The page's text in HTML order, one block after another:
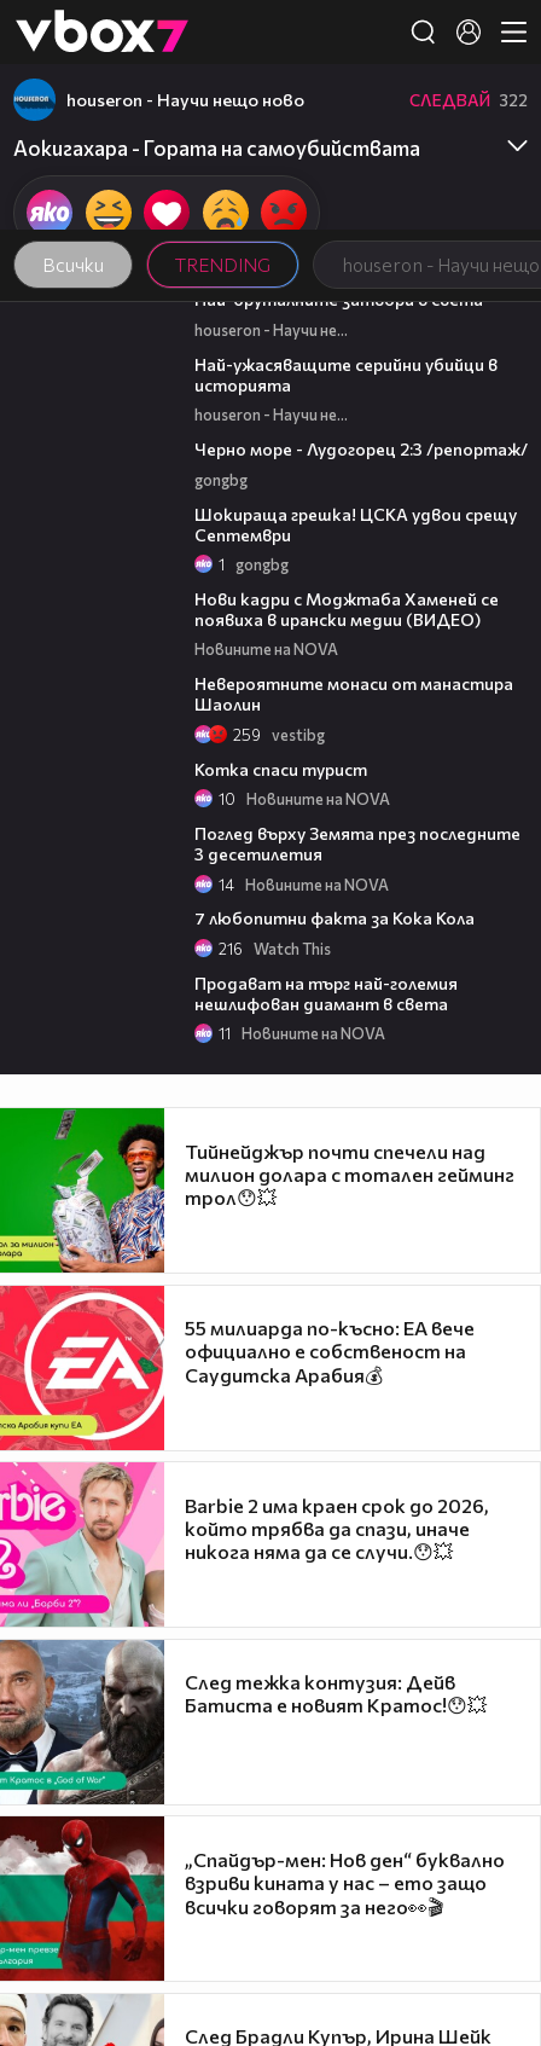
👾
Всички TRENDING houseron - Научи
houseron - Научи нещо ново СЛЕДВАЙ 322
Аокигахара - Гората на самоубийствата
07:37
Най-бруталните затвори в света
houseron - Научи нещо ново
Най-ужасяващите серийни убийци в
историята
houseron - Научи нещо ново
Черно море - Лудогорец 2:3 /репортаж/
gongbg
Шокираща грешка! ЦСКА удвои срещу
Септември
1 gongbg
Нови кадри с Моджтаба Хаменей се
появиха в ирански медии (ВИДЕО)
Новините на NOVA
Невероятните монаси от манастира
Шаолин
259 vestibg
Котка спаси турист
10 Новините на NOVA
Поглед върху Земята през последните
3 десетилетия
14 Новините на NOVA
7 любопитни факта за Кока Кола
216 Watch This
Продават на търг най-големия
нешлифован диамант в света
11 Новините на NOVA
Тийнейджър почти спечели над
милион долара с тотален гейминг
трол😯💥
55 милиарда по-късно: EA вече
официално е собственост на
Саудитска Арабия💰
Barbie 2 има краен срок до 2026,
който трябва да спази, иначе
никога няма да се случи.😯💥
След тежка контузия: Дейв
Батиста е новият Кратос!😯💥
„Спайдър-мен: Нов ден“ буквално
взриви кината у нас – ето защо
всички говорят за него👀🎬
След Брадли Купър, Ирина Шейк